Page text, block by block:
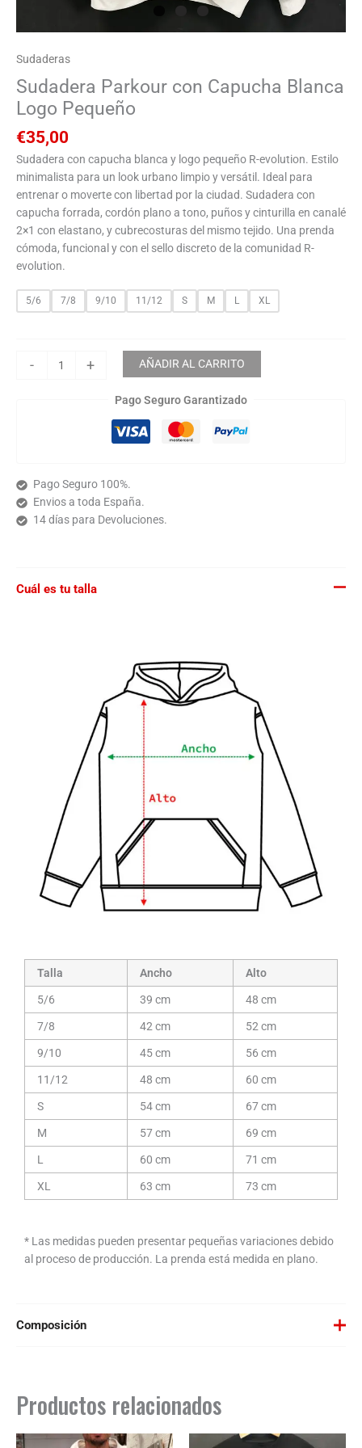
Sudaderas
Sudadera Parkour con Capucha Blanca
Logo Pequeño
€35,00
Sudadera con capucha blanca y logo pequeño R-evolution. Estilo
minimalista para un look urbano limpio y versátil. Ideal para
entrenar o moverte con libertad por la ciudad. Sudadera con
capucha forrada, cordón plano a tono, puños y cinturilla en canalé
2×1 con elastano, y cubrecosturas del mismo tejido. Una prenda
cómoda, funcional y con el sello discreto de la comunidad R-
evolution.
5/6 7/8 9/10 11/12 S M L XL
- + AÑADIR AL CARRITO
Pago Seguro Garantizado
Pago Seguro 100%.
Envios a toda España.
14 días para Devoluciones.
Cuál es tu talla
Talla Ancho Alto
5/6 39 cm 48 cm
7/8 42 cm 52 cm
9/10 45 cm 56 cm
11/12 48 cm 60 cm
S 54 cm 67 cm
M 57 cm 69 cm
L 60 cm 71 cm
XL 63 cm 73 cm
* Las medidas pueden presentar pequeñas variaciones debido
al proceso de producción. La prenda está medida en plano.
Composición
Color Gris Vigoré: 55% algodón / 40% poliéster / 5% viscosa.
Productos relacionados